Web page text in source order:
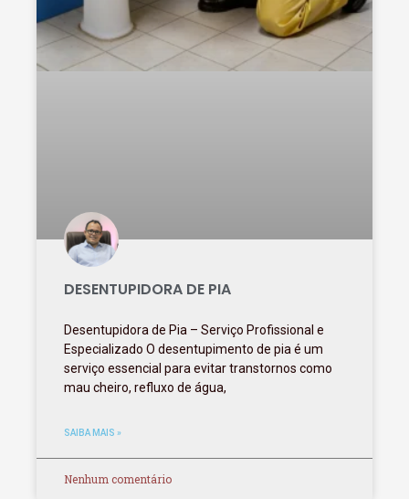
DESENTUPIDORA DE PIA
Desentupidora de Pia – Serviço Profissional e
Especializado O desentupimento de pia é um
serviço essencial para evitar transtornos como
mau cheiro, refluxo de água,
SAIBA MAIS »
Nenhum comentário